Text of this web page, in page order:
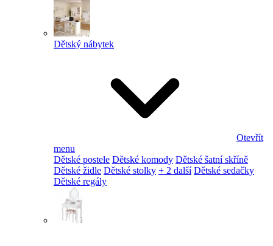
Dětský nábytek
Otevřít
menu
Dětské postele Dětské komody Dětské šatní skříně
Dětské židle Dětské stolky + 2 další Dětské sedačky
Dětské regály